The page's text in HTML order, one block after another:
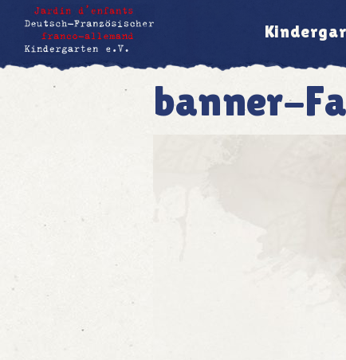
banner-